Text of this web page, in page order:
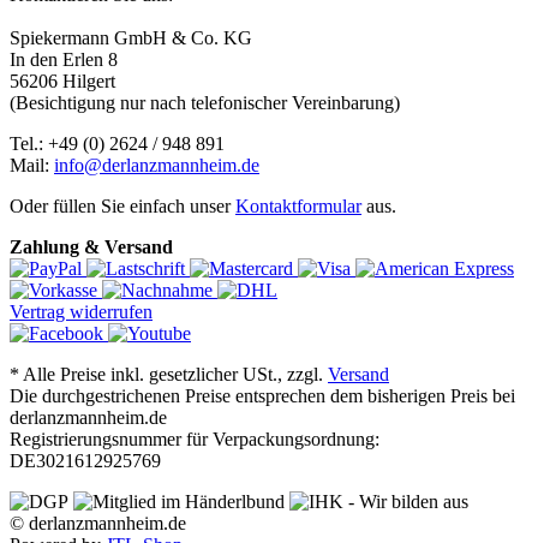
Spiekermann GmbH & Co. KG
In den Erlen 8
56206 Hilgert
(Besichtigung nur nach telefonischer Vereinbarung)
Tel.: +49 (0) 2624 / 948 891
Mail: info@derlanzmannheim.de
Oder füllen Sie einfach unserKontaktformularaus.
Zahlung & Versand
Vertrag widerrufen
* Alle Preise inkl. gesetzlicher USt., zzgl. Versand
Die durchgestrichenen Preise entsprechen dem bisherigen Preis bei
derlanzmannheim.de
Registrierungsnummer für Verpackungsordnung:
DE3021612925769
© derlanzmannheim.de